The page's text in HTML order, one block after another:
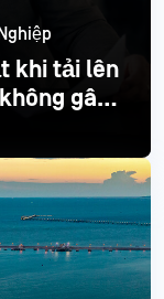
khi tải lên
gây